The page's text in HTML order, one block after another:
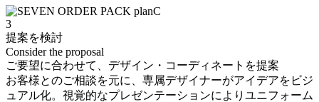
3
提案を検討
Consider the proposal
ご要望に合わせて、デザイン・コーディネートを提案
お客様とのご相談を元に、専属デザイナーがアイデアをビジ
ュアル化。視覚的なプレゼンテーションによりユニフォーム